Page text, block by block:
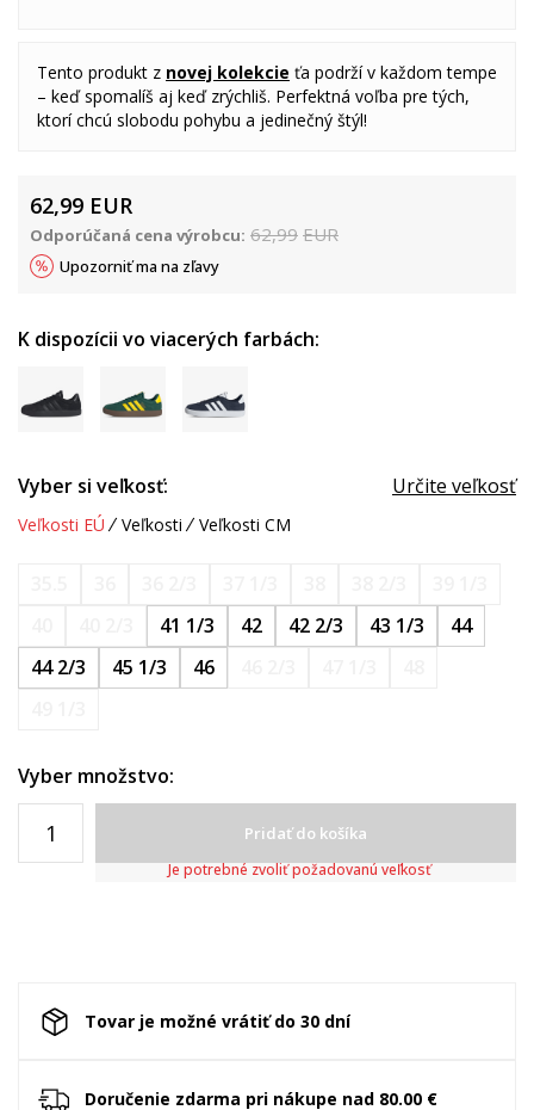
Tento produkt z novej kolekcie ťa podrží v každom tempe
– keď spomalíš aj keď zrýchliš. Perfektná voľba pre tých,
ktorí chcú slobodu pohybu a jedinečný štýl!
62,99 EUR
Odporúčaná cena výrobcu: 62,99 EUR
Upozorniť ma na zľavy
K dispozícii vo viacerých farbách:
Vyber si veľkosť: Určite veľkosť
Veľkosti EÚ Veľkosti Veľkosti CM
41 1/3 42 42 2/3 43 1/3
44
44 2/3
45 1/3 46
Vyber množstvo:
Pridať do košíka
Je potrebné zvoliť požadovanú veľkosť
Tovar je možné vrátiť do 30 dní
Doručenie zdarma pri nákupe nad 80.00 €